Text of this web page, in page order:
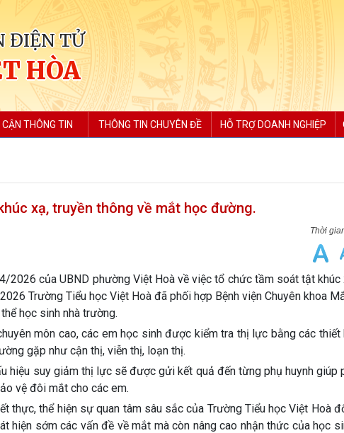
ĐIỆN TỬ
HÒA
THÔNG TIN THÔNG TIN CHUYÊN ĐỀ HỖ TRỢ DOANH NGHIỆP
xạ, truyền thông về mắt học đường.
của UBND phường Việt Hoà về việc tổ chức tầm soát tật khúc
Trường Tiểu học Việt Hoà đã phối hợp Bệnh viện Chuyên khoa
học sinh nhà trường.
môn cao, các em học sinh được kiểm tra thị lực bằng các thiết
gặp như cận thị, viễn thị, loạn thị.
hiệu suy giảm thị lực sẽ được gửi kết quả đến từng phụ huynh giúp
vệ đôi mắt cho các em.
thực, thể hiện sự quan tâm sâu sắc của Trường Tiểu học Việt Hoà
hiện sớm các vấn đề về mắt mà còn nâng cao nhận thức của học